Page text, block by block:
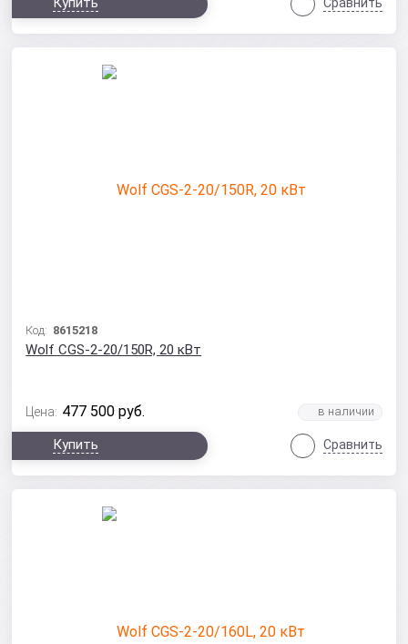
Код: 8615218
Wolf CGS-2-20/150R, 20 кВт
Цена: 477 500 руб.
Купить Сравнить